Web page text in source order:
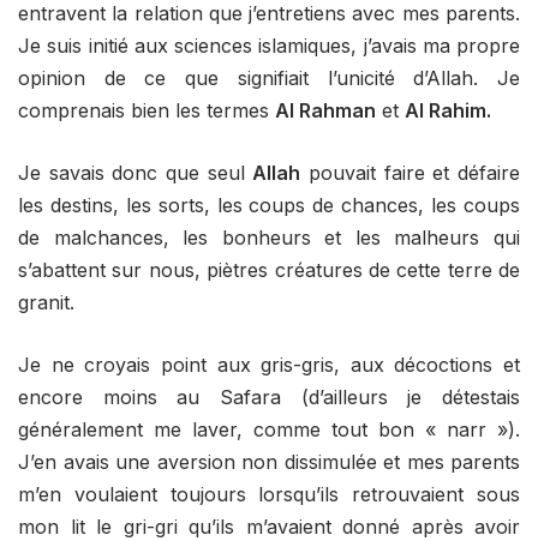
entravent la relation que j’entretiens avec mes parents.
Je suis initié aux sciences islamiques, j’avais ma propre
opinion de ce que signifiait l’unicité d’Allah. Je
comprenais bien les termes Al Rahman et Al Rahim.
Je savais donc que seulAllah pouvait faire et défaire
les destins, les sorts, les coups de chances, les coups
de malchances, les bonheurs et les malheurs qui
s’abattent sur nous, piètres créatures de cette terre de
granit.
Je ne croyais point aux gris-gris, aux décoctions et
encore moins au Safara (d’ailleurs je détestais
généralement me laver, comme tout bon « narr »).
J’en avais une aversion non dissimulée et mes parents
m’en voulaient toujours lorsqu’ils retrouvaient sous
mon lit le gri-gri qu’ils m’avaient donné après avoir